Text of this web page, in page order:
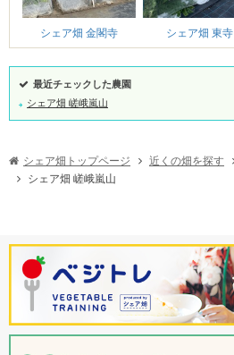
シェア畑 金閣寺 シェア畑 東寺
最近チェックした農園
シェア畑 嵯峨嵐山
シェア畑トップページ 近くの畑を探す
シェア畑 嵯峨嵐山